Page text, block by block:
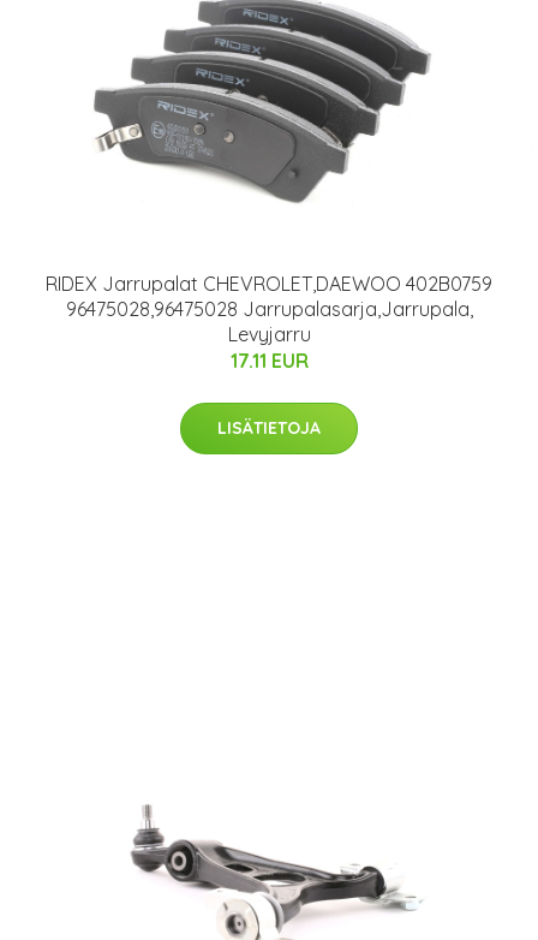
RIDEX Jarrupalat CHEVROLET,DAEWOO 402B0759
96475028,96475028 Jarrupalasarja,Jarrupala,
Levyjarru
17.11 EUR
LISÄTIETOJA